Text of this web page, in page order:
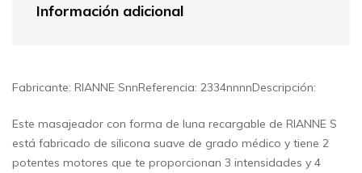
Información adicional
Fabricante: RIANNE SnnReferencia: 2334nnnnDescripción:
Este masajeador con forma de luna recargable de RIANNE S
está fabricado de silicona suave de grado médico y tiene 2
potentes motores que te proporcionan 3 intensidades y 4